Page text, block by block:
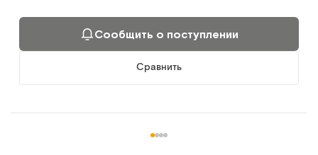
Сообщить о поступлении
Сравнить